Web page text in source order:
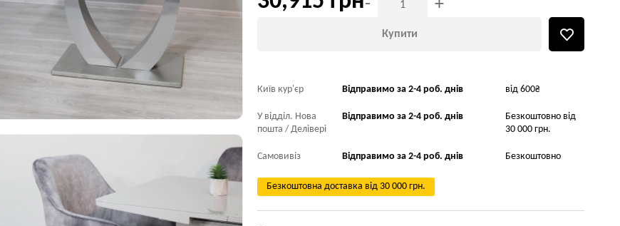
- +
Купити
Київ кур'єр Відправимо за 2-4 роб. днів від 600₴
У відділ. Нова
пошта / Делівері
Відправимо за 2-4 роб. днів
Безкоштовно від
30 000 грн.
Самовивіз Відправимо за 2-4 роб. днів Безкоштовно
Безкоштовна доставка від 30 000 грн.